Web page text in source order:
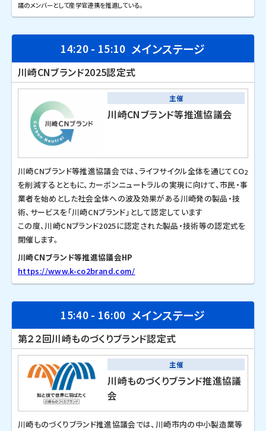
議のメンバーとして産学官連携を推進している。
14:20 - 15:10 メインステージ
川崎CNブランド2025認定式
主催
川崎CNブランド等推進協議会
川崎CNブランド等推進協議会では、ライフサイクル全体を通じてCO2
を削減するとともに、カーボンニュートラルの実現に向けて、市民・事
業者を始めとした社会全体への波及効果がある川崎発の製品・技
術、サービスを「川崎CNブランド」として認定しています
この度、川崎CNブランド2025に認定された製品・技術等の認定式を
開催します。
川崎CNブランド等推進協議会HP
https://www.k-co2brand.com/
15:40 - 16:00 メインステージ
第２２回川崎ものづくりブランド認定式
主催
川崎ものづくりブランド推進協議
会
川崎ものづくりブランド推進協議会では、川崎市内の中小製造業等